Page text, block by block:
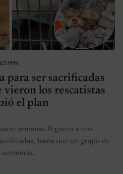
3 MIN
para ser sacrificadas
vieron los rescatistas
el plan
semanas llegaron a una
hasta que un grupo de
sentencia.